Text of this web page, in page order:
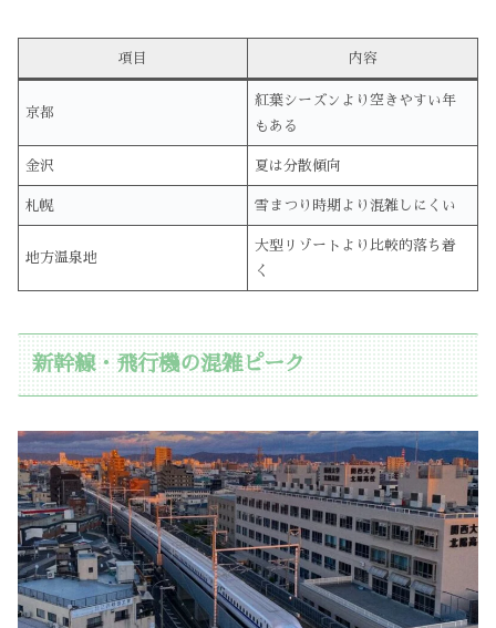
項目 内容
京都
紅葉シーズンより空きやすい年
もある
金沢 夏は分散傾向
札幌 雪まつり時期より混雑しにくい
地方温泉地
大型リゾートより比較的落ち着
く
新幹線・飛行機の混雑ピーク